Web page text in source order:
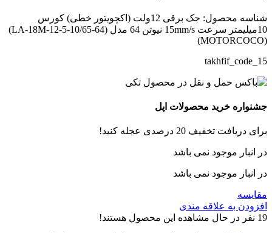
شناسه محصول:
جک برقی 12ولت (اکچویتور خطی) کورس
10میلیمتر سرعت 15mm/s نیوتن 64 مدل (LA-18M-12-5-10/65-64)
(MOTORCOCO)
takhfif_code_15
جشنواره خرید محصولات اپل
برای دریافت تخفیف 20 درصدی عجله کنید!
در انبار موجود نمی باشد
در انبار موجود نمی باشد
مقایسه
افزودن به علاقه مندی
19 نفر در حال مشاهده این محصول هستند!